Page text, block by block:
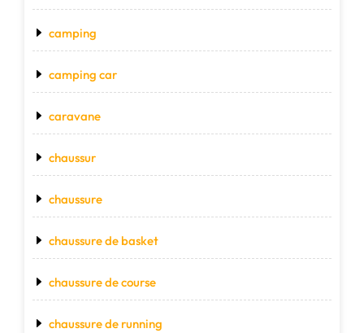
camping
camping car
caravane
chaussur
chaussure
chaussure de basket
chaussure de course
chaussure de running